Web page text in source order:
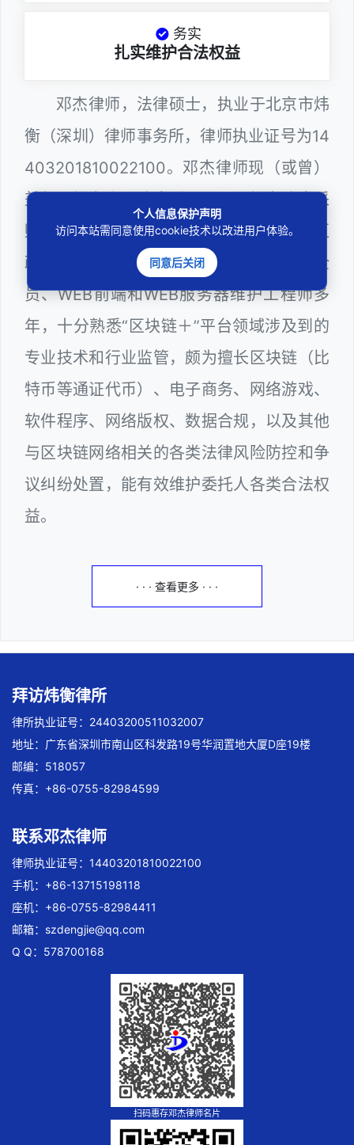
务实
扎实维护合法权益
邓杰律师，法律硕士，执业于北京市炜
衡（深圳）律师事务所，律师执业证号为14
403201810022100。邓杰律师现（或曾）
兼任深圳市人民政府听证员、深圳市政府采
购评审专家（法律类），曾担任深圳市某区
政府系统公职律师、计算机信息网络安全
员、WEB前端和WEB服务器维护工程师多
年，十分熟悉“区块链＋”平台领域涉及到的
专业技术和行业监管，颇为擅长区块链（比
特币等通证代币）、电子商务、网络游戏、
软件程序、网络版权、数据合规，以及其他
与区块链网络相关的各类法律风险防控和争
议纠纷处置，能有效维护委托人各类合法权
益。
· · · 查看更多 · · ·
拜访炜衡律所
律所执业证号：24403200511032007
地址：广东省深圳市南山区科发路19号华润置地大厦D座19楼
邮编：518057
传真：+86-0755-82984599
联系邓杰律师
律师执业证号：14403201810022100
手机：+86-13715198118
座机：+86-0755-82984411
邮箱： szdengjie@qq.com
Q Q：578700168
扫码惠存邓杰律师名片
个人信息保护声明
访问本站需同意使用cookie技术以改进用户体验。
同意后关闭